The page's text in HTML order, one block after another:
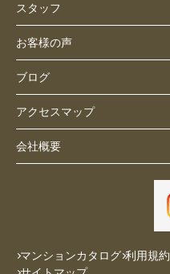
スタッフ
お客様の声
ブログ
アクセスマップ
会社概要
マンションカタログ 利用規約